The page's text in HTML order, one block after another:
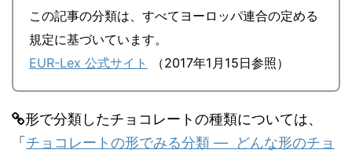
この記事の分類は、すべてヨーロッパ連合の定める
規定に基づいています。
EUR-Lex 公式サイト
（2017年1月15日参照）
形で分類したチョコレートの種類については、
「 チョコレートの形でみる分類 ― どんな形のチョ